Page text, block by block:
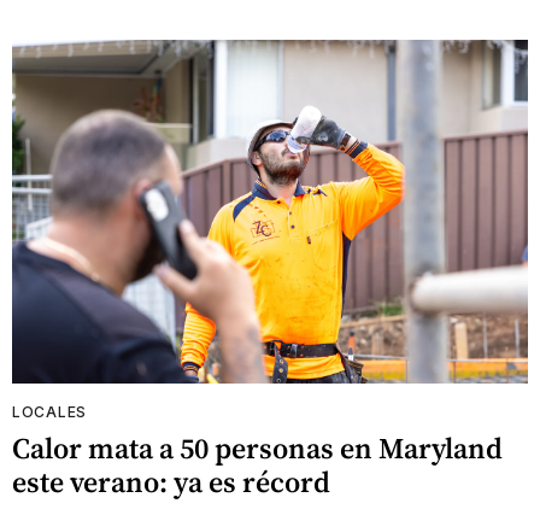
LOCALES
Calor mata a 50 personas en Maryland
este verano: ya es récord